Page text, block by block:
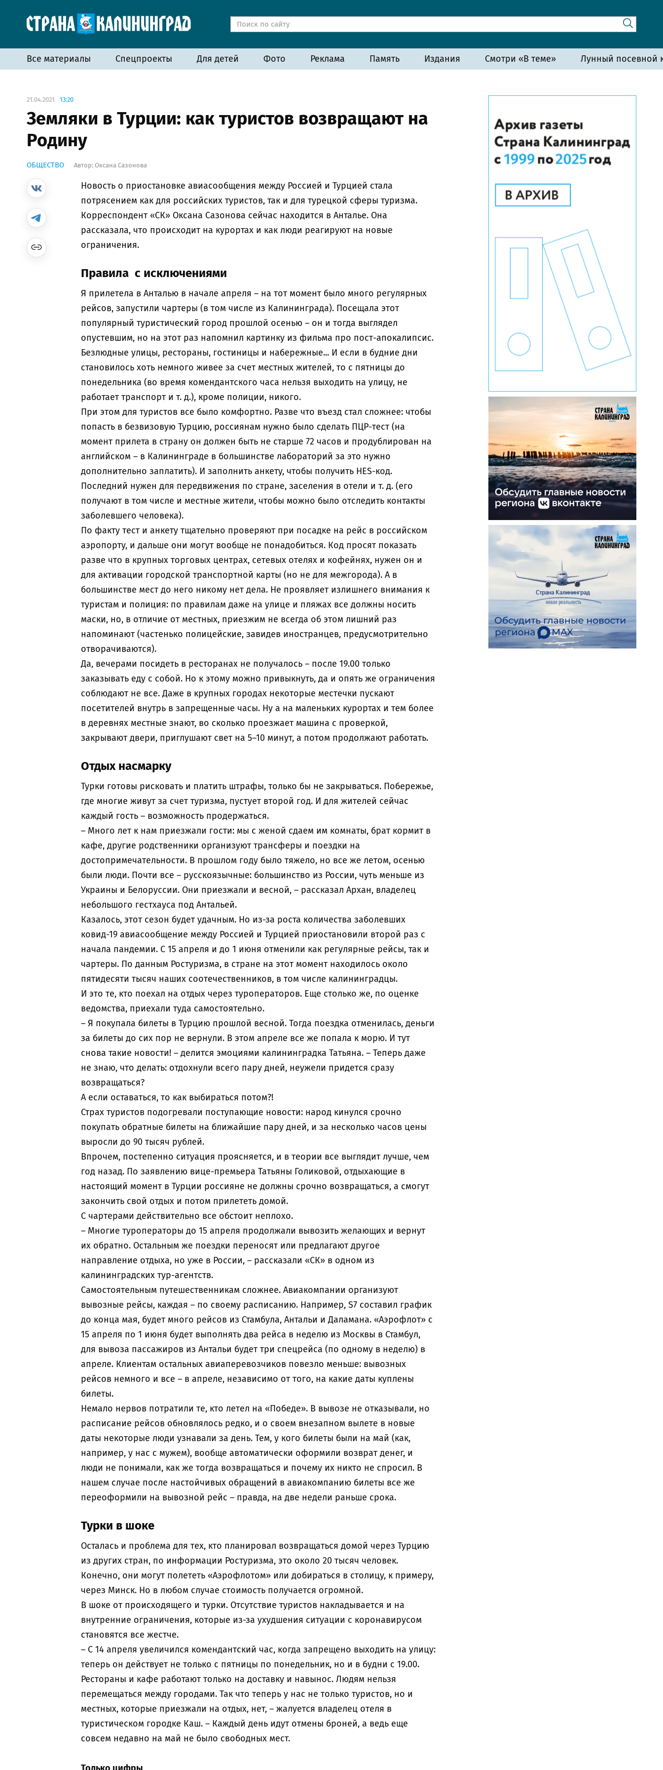
Все материалы Спецпроекты Для детей Фото Реклама Память Издания Смотри «В теме» Лунный посевной
21.04.2021 13:20
Земляки в Турции: как туристов возвращают на
Родину
ОБЩЕСТВО Автор: Оксана Сазонова
Новость о приостановке авиасообщения между Россией и Турцией стала
потрясением как для российских туристов, так и для турецкой сферы туризма.
Корреспондент «СК» Оксана Сазонова сейчас находится в Анталье. Она
рассказала, что происходит на курортах и как люди реагируют на новые
ограничения.
Правила с исключениями
Я прилетела в Анталью в начале апреля – на тот момент было много регулярных
рейсов, запустили чартеры (в том числе из Калининграда). Посещала этот
популярный туристический город прошлой осенью – он и тогда выглядел
опустевшим, но на этот раз напомнил картинку из фильма про пост-апокалипсис.
Безлюдные улицы, рестораны, гостиницы и набережные... И если в будние дни
становилось хоть немного живее за счет местных жителей, то с пятницы до
понедельника (во время комендантского часа нельзя выходить на улицу, не
работает транспорт и т. д.), кроме полиции, никого.
При этом для туристов все было комфортно. Разве что въезд стал сложнее: чтобы
попасть в безвизовую Турцию, россиянам нужно было сделать ПЦР-тест (на
момент прилета в страну он должен быть не старше 72 часов и продублирован на
английском – в Калининграде в большинстве лабораторий за это нужно
дополнительно заплатить). И заполнить анкету, чтобы получить HES-код.
Последний нужен для передвижения по стране, заселения в отели и т. д. (его
получают в том числе и местные жители, чтобы можно было отследить контакты
заболевшего человека).
По факту тест и анкету тщательно проверяют при посадке на рейс в российском
аэропорту, и дальше они могут вообще не понадобиться. Код просят показать
разве что в крупных торговых центрах, сетевых отелях и кофейнях, нужен он и
для активации городской транспортной карты (но не для межгорода). А в
большинстве мест до него никому нет дела. Не проявляет излишнего внимания к
туристам и полиция: по правилам даже на улице и пляжах все должны носить
маски, но, в отличие от местных, приезжим не всегда об этом лишний раз
напоминают (частенько полицейские, завидев иностранцев, предусмотрительно
отворачиваются).
Да, вечерами посидеть в ресторанах не получалось – после 19.00 только
заказывать еду с собой. Но к этому можно привыкнуть, да и опять же ограничения
соблюдают не все. Даже в крупных городах некоторые местечки пускают
посетителей внутрь в запрещенные часы. Ну а на маленьких курортах и тем более
в деревнях местные знают, во сколько проезжает машина с проверкой,
закрывают двери, приглушают свет на 5–10 минут, а потом продолжают работать.
Отдых насмарку
Турки готовы рисковать и платить штрафы, только бы не закрываться. Побережье,
где многие живут за счет туризма, пустует второй год. И для жителей сейчас
каждый гость – возможность продержаться.
– Много лет к нам приезжали гости: мы с женой сдаем им комнаты, брат кормит в
кафе, другие родственники организуют трансферы и поездки на
достопримечательности. В прошлом году было тяжело, но все же летом, осенью
были люди. Почти все – русскоязычные: большинство из России, чуть меньше из
Украины и Белоруссии. Они приезжали и весной, – рассказал Архан, владелец
небольшого гестхауса под Антальей.
Казалось, этот сезон будет удачным. Но из-за роста количества заболевших
ковид-19 авиасообщение между Россией и Турцией приостановили второй раз с
начала пандемии. С 15 апреля и до 1 июня отменили как регулярные рейсы, так и
чартеры. По данным Ростуризма, в стране на этот момент находилось около
пятидесяти тысяч наших соотечественников, в том числе калининградцы.
И это те, кто поехал на отдых через туроператоров. Еще столько же, по оценке
ведомства, приехали туда самостоятельно.
– Я покупала билеты в Турцию прошлой весной. Тогда поездка отменилась, деньги
за билеты до сих пор не вернули. В этом апреле все же попала к морю. И тут
снова такие новости! – делится эмоциями калининградка Татьяна. – Теперь даже
не знаю, что делать: отдохнули всего пару дней, неужели придется сразу
возвращаться?
А если оставаться, то как выбираться потом?!
Страх туристов подогревали поступающие новости: народ кинулся срочно
покупать обратные билеты на ближайшие пару дней, и за несколько часов цены
выросли до 90 тысяч рублей.
Впрочем, постепенно ситуация проясняется, и в теории все выглядит лучше, чем
год назад. По заявлению вице-премьера Татьяны Голиковой, отдыхающие в
настоящий момент в Турции россияне не должны срочно возвращаться, а смогут
закончить свой отдых и потом прилететь домой.
С чартерами действительно все обстоит неплохо.
– Многие туроператоры до 15 апреля продолжали вывозить желающих и вернут
их обратно. Остальным же поездки переносят или предлагают другое
направление отдыха, но уже в России, – рассказали «СК» в одном из
калининградских тур-агентств.
Самостоятельным путешественникам сложнее. Авиакомпании организуют
вывозные рейсы, каждая – по своему расписанию. Например, S7 составил график
до конца мая, будет много рейсов из Стамбула, Антальи и Даламана. «Аэрофлот» с
15 апреля по 1 июня будет выполнять два рейса в неделю из Москвы в Стамбул,
для вывоза пассажиров из Антальи будет три спецрейса (по одному в неделю) в
апреле. Клиентам остальных авиаперевозчиков повезло меньше: вывозных
рейсов немного и все – в апреле, независимо от того, на какие даты куплены
билеты.
Немало нервов потратили те, кто летел на «Победе». В вывозе не отказывали, но
расписание рейсов обновлялось редко, и о своем внезапном вылете в новые
даты некоторые люди узнавали за день. Тем, у кого билеты были на май (как,
например, у нас с мужем), вообще автоматически оформили возврат денег, и
люди не понимали, как же тогда возвращаться и почему их никто не спросил. В
нашем случае после настойчивых обращений в авиакомпанию билеты все же
переоформили на вывозной рейс – правда, на две недели раньше срока.
Турки в шоке
Осталась и проблема для тех, кто планировал возвращаться домой через Турцию
из других стран, по информации Ростуризма, это около 20 тысяч человек.
Конечно, они могут полететь «Аэрофлотом» или добираться в столицу, к примеру,
через Минск. Но в любом случае стоимость получается огромной.
В шоке от происходящего и турки. Отсутствие туристов накладывается и на
внутренние ограничения, которые из-за ухудшения ситуации с коронавирусом
становятся все жестче.
– С 14 апреля увеличился комендантский час, когда запрещено выходить на улицу:
теперь он действует не только с пятницы по понедельник, но и в будни с 19.00.
Рестораны и кафе работают только на доставку и навынос. Людям нельзя
перемещаться между городами. Так что теперь у нас не только туристов, но и
местных, которые приезжали на отдых, нет, – жалуется владелец отеля в
туристическом городке Каш. – Каждый день идут отмены броней, а ведь еще
совсем недавно на май не было свободных мест.